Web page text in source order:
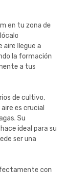
en tu zona de
aire llegue a
la formación
a tus
de cultivo,
es crucial
Su
ideal para su
ser una
con